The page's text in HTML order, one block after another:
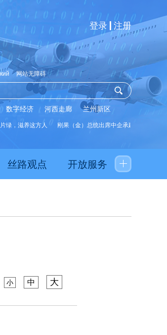
登录 注册
网站无障碍
数字经济 河西走廊 兰州新区
，滋养这方人 刚果（金）总统出席中企承建水厂启用仪式
丝路观点 开放服务
小 中 大